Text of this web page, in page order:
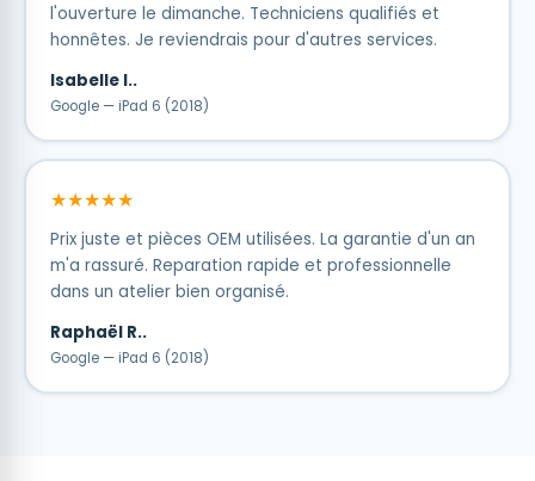
l'ouverture le dimanche. Techniciens qualifiés et
honnêtes. Je reviendrais pour d'autres services.
Isabelle I..
Google — iPad 6 (2018)
★★★★★
Prix juste et pièces OEM utilisées. La garantie d'un an
m'a rassuré. Reparation rapide et professionnelle
dans un atelier bien organisé.
Raphaël R..
Google — iPad 6 (2018)